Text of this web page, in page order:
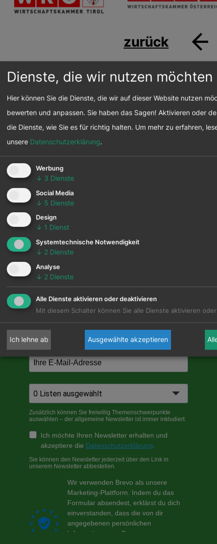
zurück
newsLETTER
Monat aktuelle Einblicke, Themen und
Aktivitäten von respACT.
Zusätzlich können Sie freiwillig
Themenschwerpunkte auswählen – der
allgemeine Newsletter ist immer inkludiert.
Dienste, die wir nutzen möchten
Hier können Sie die Dienste, die wir auf dieser Website nutzen
bewerten und anpassen. Sie haben das Sagen! Aktivieren oder
die Dienste, wie Sie es für richtig halten. Um mehr zu erfahren,
unsere Datenschutzerklärung.
Werbung
↓ 3 Dienste
Social Media
↓ 5 Dienste
Design
↓ 1 Dienst
Systemtechnische Notwendigkeit
↓ 2 Dienste
Analyse
↓ 2 Dienste
Alle Dienste aktivieren oder deaktivieren
Mit diesem Schalter können Sie alle Dienste aktivieren
Ich lehne ab Ausgewählte akzeptieren